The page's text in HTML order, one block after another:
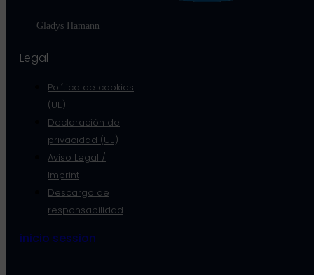
Gladys Hamann
Legal
Política de cookies
(UE)
Declaración de
privacidad (UE)
Aviso Legal /
Imprint
Descargo de
responsabilidad
inicio session